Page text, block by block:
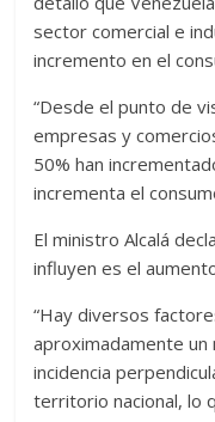
sector comercial e
incremento en el
“Desde el punto de
empresas y
50% han
incrementa el
El ministro Alcalá
influyen es el
“Hay diversos
aproximadamente un
incidencia
territorio nacional, lo